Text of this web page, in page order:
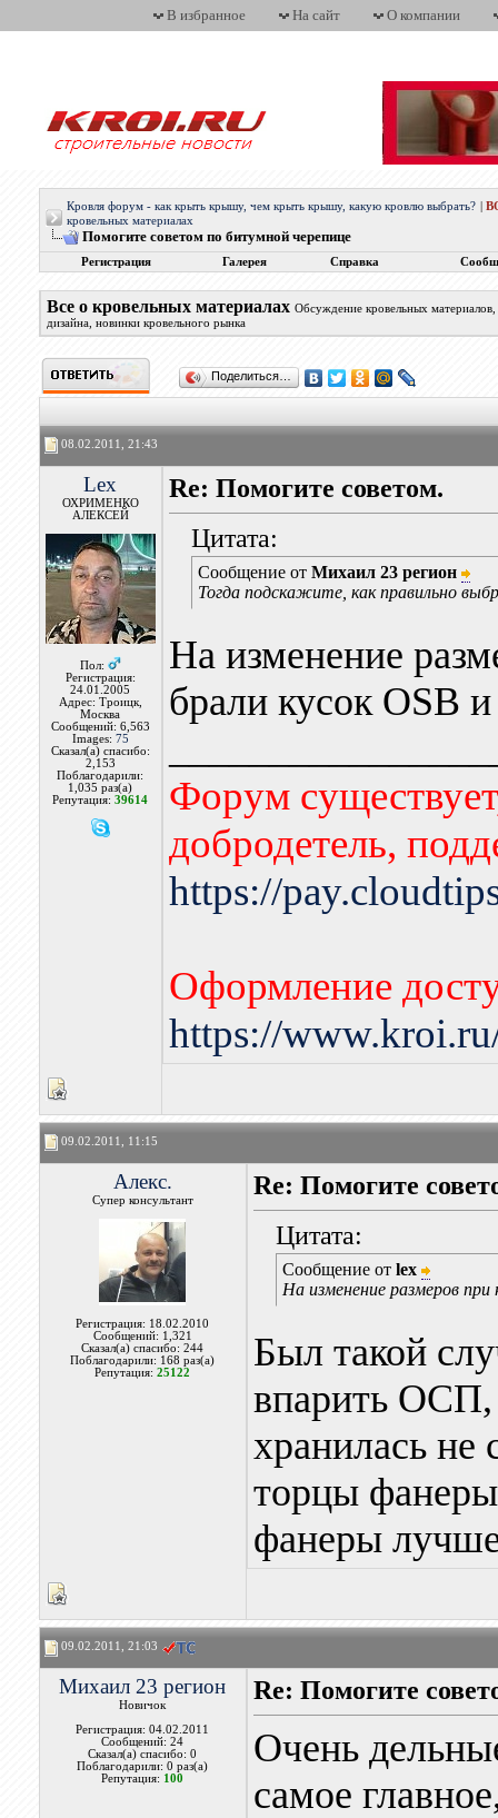
В избранное На сайт О компании
Кровля форум - как крыть крышу, чем крыть крышу, какую кровлю выбрать?
кровельных материалах
Помогите советом по битумной черепице
Регистрация Галерея Справка
Все о кровельных материалах Обсуждение кровельных
дизайна, новинки кровельного рынка
Поделиться…
08.02.2011, 21:43
Lex
ОХРИМЕНКО
АЛЕКСЕЙ
Пол:
Регистрация:
24.01.2005
Адрес: Троицк,
Москва
Сообщений: 6,563
Images: 75
Сказал(а) спасибо:
2,153
Поблагодарили:
1,035 раз(а)
Репутация:39614
Re: Помогите советом.
Цитата:
Сообщение от Михаил 23 регион
Тогда подскажите, как правильно
На изменение
брали кусок OSB
Форум
добродетель,
https://
Оформление
https://
09.02.2011, 11:15
Алекс.
Супер консультант
Регистрация: 18.02.2010
Сообщений: 1,321
Сказал(а) спасибо: 244
Поблагодарили: 168 раз(а)
Репутация:25122
Re: Помогите
Цитата:
Сообщение от lex
На изменение размеров
Был такой
впарить ОСП,
хранилась
торцы
фанеры лучше
09.02.2011, 21:03
Михаил 23 регион
Новичок
Регистрация: 04.02.2011
Сообщений: 24
Сказал(а) спасибо: 0
Поблагодарили: 0 раз(а)
Репутация: 100
Re: Помогите
Очень
самое